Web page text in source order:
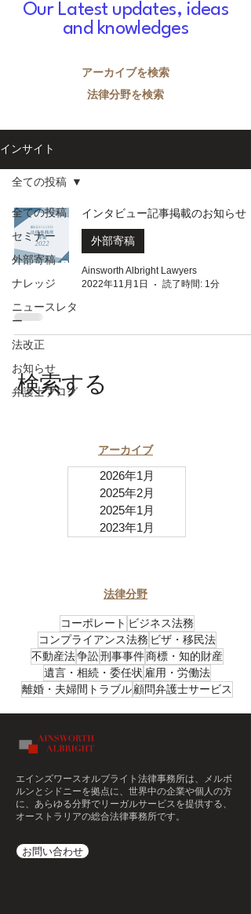
Our Latest updates, ideas
and knowledges
​アーカイブを検索
​法律分野を検索
インサイト
全ての投稿
セミナー
外部寄稿
ナレッジ
ニュースレタ
ー
法改正
お知らせ
弁護士ブログ
全ての投稿
インタビュー記事掲載のお知らせ
外部寄稿
Ainsworth Albright Lawyers
2022年11月1日
読了時間: 1分
​検索する
​アーカイブ
2026年1月
2025年2月
2025年1月
2023年1月
​法律分野
コーポレート ビジネス法務
コンプライアンス法務 ビザ・移民法
不動産法争訟刑事事件商標・知的財産
遺言・相続・委任状 雇用・労働法
離婚・夫婦間トラブル顧問弁護士サービス
エインズワースオルブライト法律事務所は、メルボ
ルンとシドニーを拠点に、世界中の企業や個人の方
に、あらゆる分野でリーガルサービスを提供する、
オーストラリアの総合法律事務所です。
お問い合わせ